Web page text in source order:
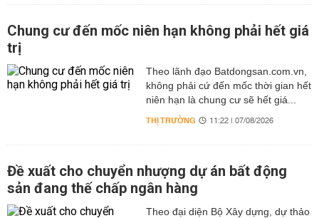
Chung cư đến mốc niên hạn không phải hết giá
trị
Theo lãnh đạo Batdongsan.com.vn,
không phải cứ đến mốc thời gian hết
niên hạn là chung cư sẽ hết giá...
THỊ TRƯỜNG 11:22 | 07/08/2026
Đề xuất cho chuyển nhượng dự án bất động
sản đang thế chấp ngân hàng
Theo đại diện Bộ Xây dựng, dự thảo